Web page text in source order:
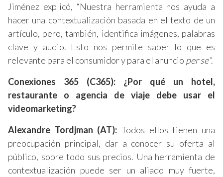
Jiménez explicó, “Nuestra herramienta nos ayuda a
hacer una contextualización basada en el texto de un
artículo, pero, también, identifica imágenes, palabras
clave y audio. Esto nos permite saber lo que es
relevante para el consumidor y para el anuncio per se”.
Conexiones 365 (C365): ¿Por qué un hotel,
restaurante o agencia de viaje debe usar el
videomarketing?
Alexandre Tordjman (AT): Todos ellos tienen una
preocupación principal, dar a conocer su oferta al
público, sobre todo sus precios. Una herramienta de
contextualización puede ser un aliado muy fuerte,